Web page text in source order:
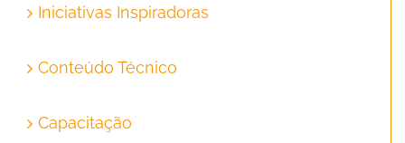
Iniciativas Inspiradoras
Conteúdo Técnico
Capacitação